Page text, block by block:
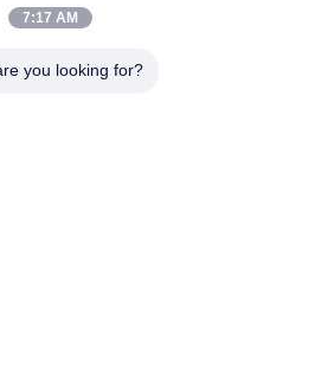
160x160x90mm Dengan Sisipan
7:17 AM
you looking for?